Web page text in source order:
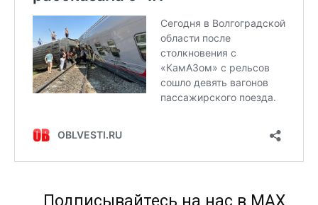
Подписывайтесь на нас в МАХ